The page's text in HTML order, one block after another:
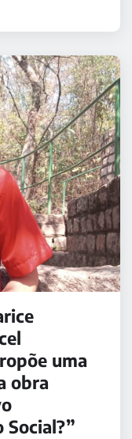
uma
obra
Social?”